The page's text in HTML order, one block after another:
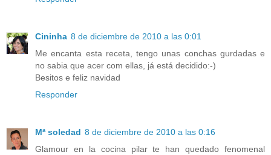
Cininha 8 de diciembre de 2010 a las 0:01
Me encanta esta receta, tengo unas conchas gurdadas e
no sabia que acer com ellas, já está decidido:-)
Besitos e feliz navidad
Responder
Mª soledad 8 de diciembre de 2010 a las 0:16
Glamour en la cocina pilar te han quedado fenomenal